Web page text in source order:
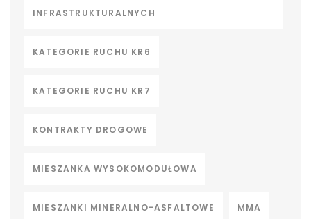
INFRASTRUKTURALNYCH
KATEGORIE RUCHU KR6
KATEGORIE RUCHU KR7
KONTRAKTY DROGOWE
MIESZANKA WYSOKOMODUŁOWA
MIESZANKI MINERALNO-ASFALTOWE MMA